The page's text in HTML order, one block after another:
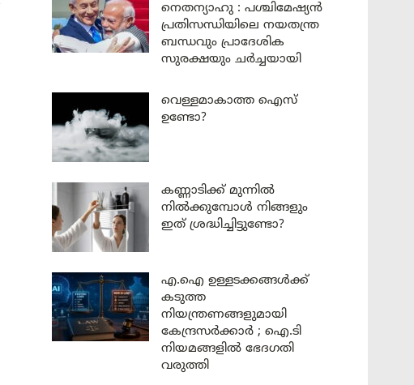
നെതന്യാഹു : പശ്ചിമേഷ്യൻ
പ്രതിസന്ധിയിലെ നയതന്ത്ര
ബന്ധവും പ്രാദേശിക
സുരക്ഷയും ചർച്ചയായി
വെള്ളമാകാത്ത ഐസ്
ഉണ്ടോ?
കണ്ണാടിക്ക് മുന്നിൽ
നിൽക്കുമ്പോൾ നിങ്ങളും
ഇത് ശ്രദ്ധിച്ചിട്ടുണ്ടോ?
എ.ഐ ഉള്ളടക്കങ്ങൾക്ക്
കടുത്ത
നിയന്ത്രണങ്ങളുമായി
കേന്ദ്രസർക്കാർ ; ഐ.ടി
നിയമങ്ങളിൽ ഭേദഗതി
വരുത്തി